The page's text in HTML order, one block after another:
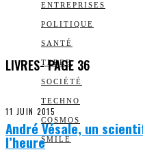
ENTREPRISES
POLITIQUE
SANTÉ
TERRE
SOCIÉTÉ
TECHNO
COSMOS
SMILE
LIVRES- PAGE 36
11 JUIN 2015
André Vésale, un
l’heure